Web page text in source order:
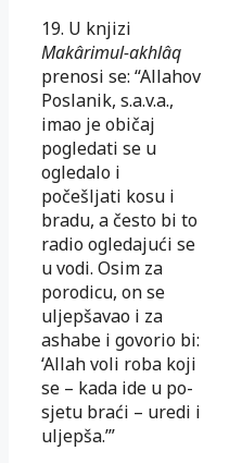
19. U knjizi
Makârimul-akhlâq
prenosi se: “Allahov
Poslanik, s.a.v.a.,
imao je običaj
pogledati se u
ogledalo i
počešljati kosu i
bradu, a često bi to
radio ogledajući se
u vodi. Osim za
porodicu, on se
uljep­ša­vao i za
ashabe i govorio bi:
‘Allah voli roba koji
se – kada ide u po­
sjetu braći – uredi i
uljepša.’”